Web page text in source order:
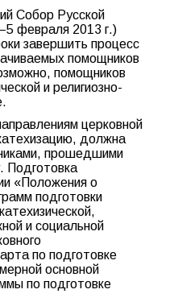
Собор Русской
февраля 2013 г.)
завершить процесс
помощников
помощников
и религиозно-
церковной
должна
прошедшими
Подготовка
«Положения о
подготовки
и социальной
по подготовке
основной
по подготовке